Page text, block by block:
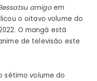
amigoem
o oitavo volume do
O mangá está
de televisão este
sétimo volume do